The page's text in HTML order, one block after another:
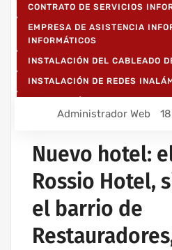
CONTRATO DE SERVICIOS
EMPRESA DE ASISTENCIA
INFORMÁTICOS
INSTALACIÓN DEL CABLEADO
INSTALACIÓN DE REDES
Administrador Web
Nuevo hotel:
Rossio Hotel,
el barrio de